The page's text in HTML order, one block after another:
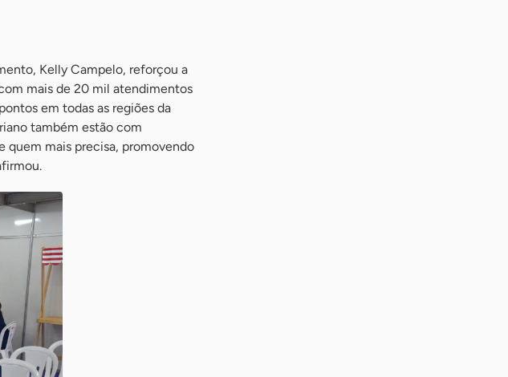
Kelly Campelo, reforçou a
mais de 20 mil atendimentos
em todas as regiões da
também estão com
quem mais precisa, promovendo